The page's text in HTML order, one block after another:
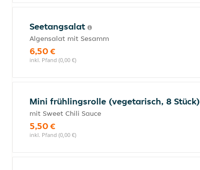
Seetangsalat
Algensalat mit Sesamm
6,50 €
inkl. Pfand (0,00 €)
Mini frühlingsrolle (vegetarisch, 8 Stück)
mit Sweet Chili Sauce
5,50 €
inkl. Pfand (0,00 €)